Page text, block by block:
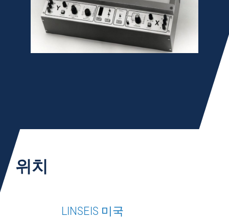
위치
LINSEIS 미국